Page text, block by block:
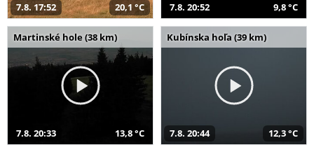
7.8. 17:52 20,1 °C 7.8. 20:52 9,8 °C
Martinské hole (38 km)
7.8. 20:33 13,8 °C
Kubínska hoľa (39 km)
7.8. 20:44 12,3 °C